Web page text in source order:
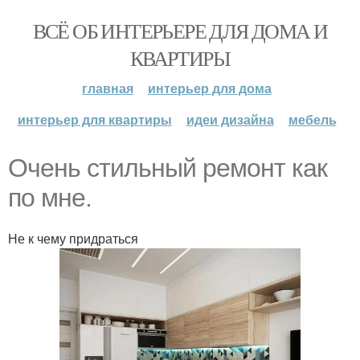
ВСЁ ОБ ИНТЕРЬЕРЕ ДЛЯ ДОМА И
КВАРТИРЫ
главная
интерьер для дома
интерьер для квартиры
идеи дизайна мебель
Очень стильный ремонт как
по мне.
Не к чему придраться